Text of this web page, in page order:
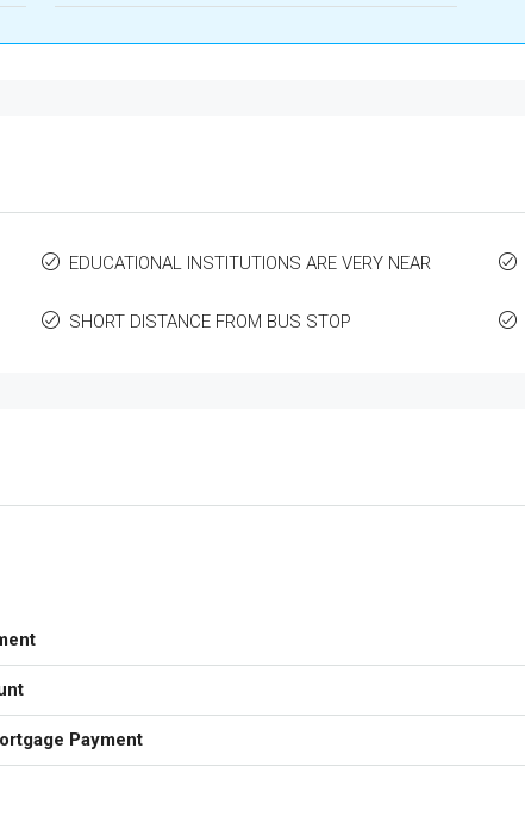
EDUCATIONAL INSTITUTIONS ARE VERY NEAR
SHORT DISTANCE FROM BUS STOP
Payment